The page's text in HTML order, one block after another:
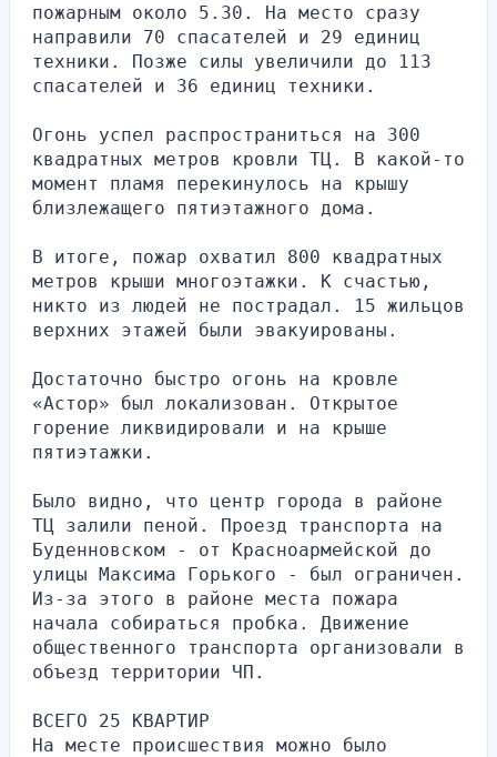
пожарным около 5.30. На место сразу
направили 70 спасателей и 29 единиц
техники. Позже силы увеличили до 113
спасателей и 36 единиц техники.
Огонь успел распространиться на 300
квадратных метров кровли ТЦ. В какой-то
момент пламя перекинулось на крышу
близлежащего пятиэтажного дома.
В итоге, пожар охватил 800 квадратных
метров крыши многоэтажки. К счастью,
никто из людей не пострадал. 15 жильцов
верхних этажей были эвакуированы.
Достаточно быстро огонь на кровле
«Астор» был локализован. Открытое
горение ликвидировали и на крыше
пятиэтажки.
Было видно, что центр города в районе
ТЦ залили пеной. Проезд транспорта на
Буденновском - от Красноармейской до
улицы Максима Горького - был ограничен.
Из-за этого в районе места пожара
начала собираться пробка. Движение
общественного транспорта организовали в
объезд территории ЧП.
ВСЕГО 25 КВАРТИР
На месте происшествия можно было